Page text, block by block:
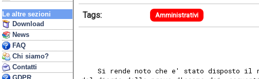
Le altre sezioni
Download
News
FAQ
Chi siamo?
Contatti
Tags: Amministrativi
Si rende noto che e' stato disposto il